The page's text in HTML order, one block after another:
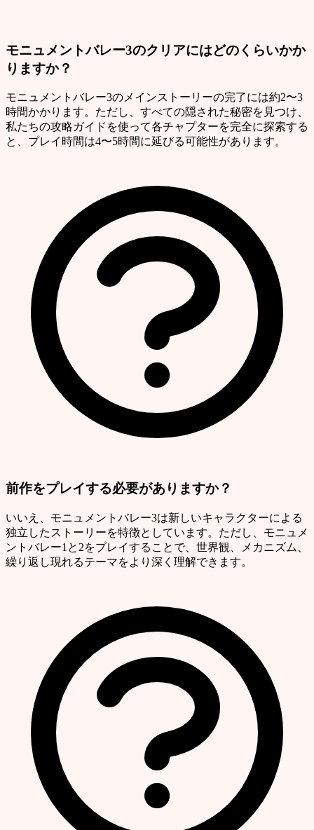
モニュメントバレー3のクリアにはどのくらいかか
りますか？
モニュメントバレー3のメインストーリーの完了には約2〜3
時間かかります。ただし、すべての隠された秘密を見つけ、
私たちの攻略ガイドを使って各チャプターを完全に探索する
と、プレイ時間は4〜5時間に延びる可能性があります。
前作をプレイする必要がありますか？
いいえ、モニュメントバレー3は新しいキャラクターによる
独立したストーリーを特徴としています。ただし、モニュメ
ントバレー1と2をプレイすることで、世界観、メカニズム、
繰り返し現れるテーマをより深く理解できます。